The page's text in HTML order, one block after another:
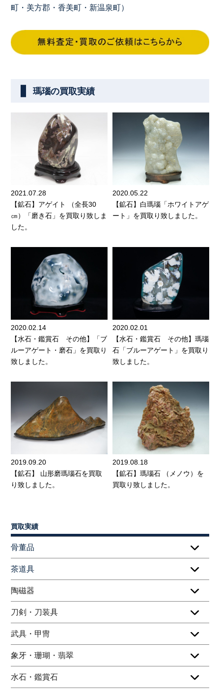
町・美方郡・香美町・新温泉町）
瑪瑙の買取実績
2021.07.28
【鉱石】アゲイト （全長30
㎝）「磨き石」を買取り致しま
した。
2020.05.22
【鉱石】白瑪瑙「ホワイトアゲ
ート」を買取り致しました。
2020.02.14
【水石・鑑賞石 その他】「ブ
ルーアゲート・磨石」を買取り
致しました。
2020.02.01
【水石・鑑賞石 その他】瑪瑙
石「ブルーアゲート」を買取り
致しました。
2019.09.20
【鉱石】 山形磨瑪瑙石を買取
り致しました。
2019.08.18
【鉱石】瑪瑙石 （メノウ）を
買取り致しました。
買取実績
骨董品
茶道具
陶磁器
刀剣・刀装具
武具・甲冑
象牙・珊瑚・翡翠
水石・鑑賞石